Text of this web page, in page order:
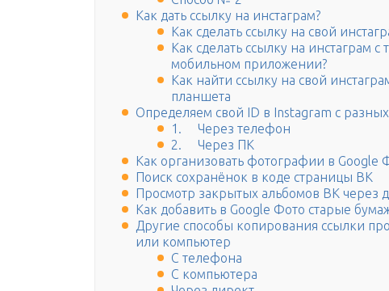
Как дать ссылку на инстаграм?
Как сделать ссылку на свой
Как сделать ссылку на инстаграм
мобильном приложении?
Как найти ссылку на свой
планшета
Определяем свой ID в Instagram с разных
1. Через телефон
2. Через ПК
Как организовать фотографии в Google
Поиск сохранёнок в коде страницы ВК
Просмотр закрытых альбомов ВК через
Как добавить в Google Фото старые
Другие способы копирования ссылки
или компьютер
С телефона
С компьютера